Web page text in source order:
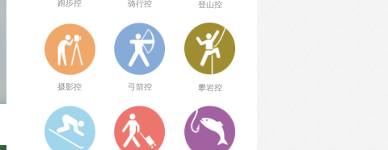
跑步控 骑行控 登山控
摄影控 弓箭控 攀岩控